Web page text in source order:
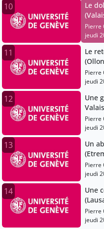
10
Le
Pierre
jeudi
11
Le
300
Pierre
jeudi
12
Une
Pierre
jeudi
13
Un
Pierre
jeudi
14
Une
Pierre
jeudi